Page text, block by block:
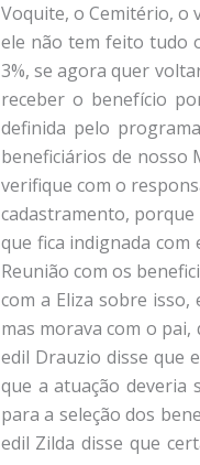
Voquite, o Cemitério, o
ele não tem feito tudo
3%, se agora quer
receber o benefício
definida pelo
beneficiários de nosso
verifique com o
cadastramento,
que fica indignada
Reunião com os
com a Eliza sobre
mas morava com o
edil Drauzio disse que
que a atuação deveria
para a seleção dos
edil Zilda disse que